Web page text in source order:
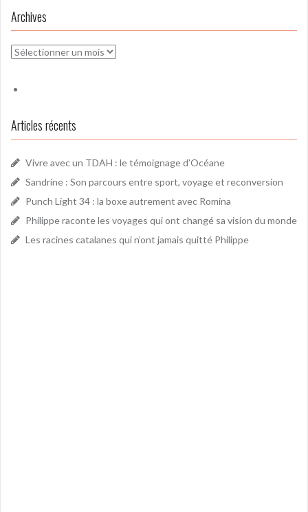
Archives
Archives
Articles récents
Vivre avec un TDAH : le témoignage d’Océane
Sandrine : Son parcours entre sport, voyage et reconversion
Punch Light 34 : la boxe autrement avec Romina
Philippe raconte les voyages qui ont changé sa vision du monde
Les racines catalanes qui n’ont jamais quitté Philippe